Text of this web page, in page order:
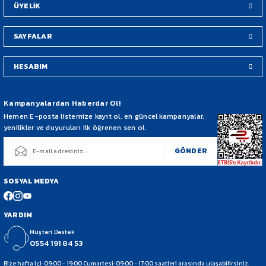
ÜYELİK
SAYFALAR
HESABIM
Kampanyalardan Haberdar Ol!
Hemen E-posta listemize kayıt ol, en güncel kampanyalar,
yenilikler ve duyuruları ilk öğrenen sen ol.
GÖNDER
SOSYAL MEDYA
YARDIM
Müşteri Destek
0554 191 84 53
Bize hafta içi: 09:00 - 19:00 Cumartesi: 09:00 - 17:00 saatleri arasında ulaşabilirsiniz.